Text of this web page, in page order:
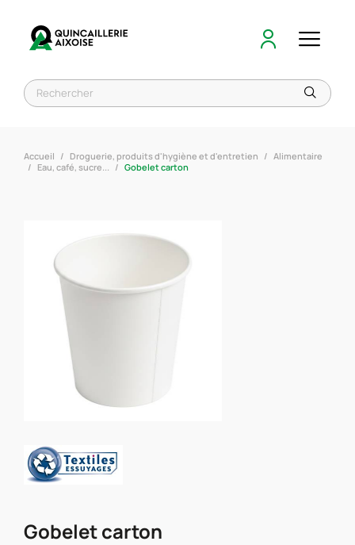
Accueil Droguerie, produits d'hygiène et d'entretien
Alimentaire
Eau, café, sucre...
Gobelet carton
Gobelet carton